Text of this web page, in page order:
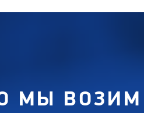
МЫ ВОЗИМ